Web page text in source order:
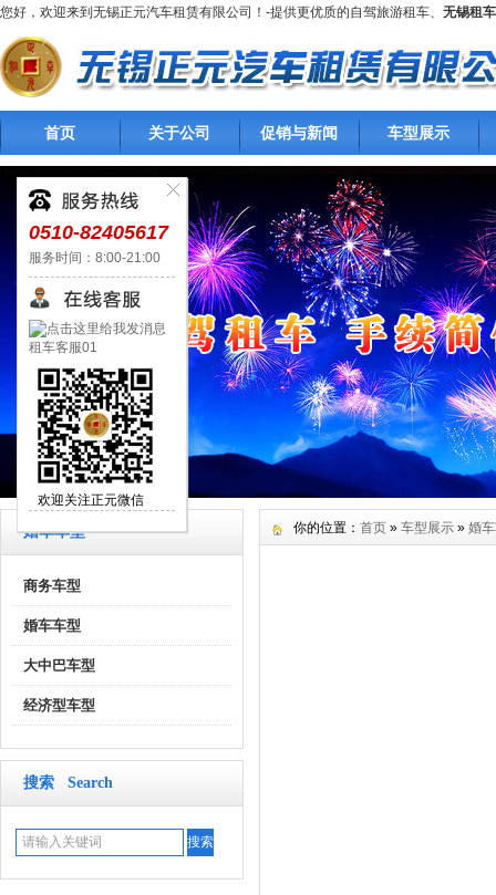
您好，欢迎来到无锡正元汽车租赁有限公司！-提供更优质的自驾旅游租车、 无锡租车
首页 关于公司 促销与新闻 车型展示
婚车车型
商务车型
婚车车型
大中巴车型
经济型车型
搜索 Search
你的位置： 首页 » 车型展示 » 婚
0510-82405617
服务时间：8:00-21:00
租车客服01
欢迎关注正元微信